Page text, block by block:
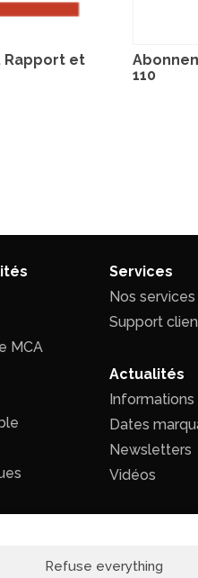
Refuse everything
Rapport et
110
MCA
Services
Nos services
Support
Actualités
Informations
Dates
Newsletters
Vidéos
ventes